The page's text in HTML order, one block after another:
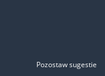
Pozostaw sugestie